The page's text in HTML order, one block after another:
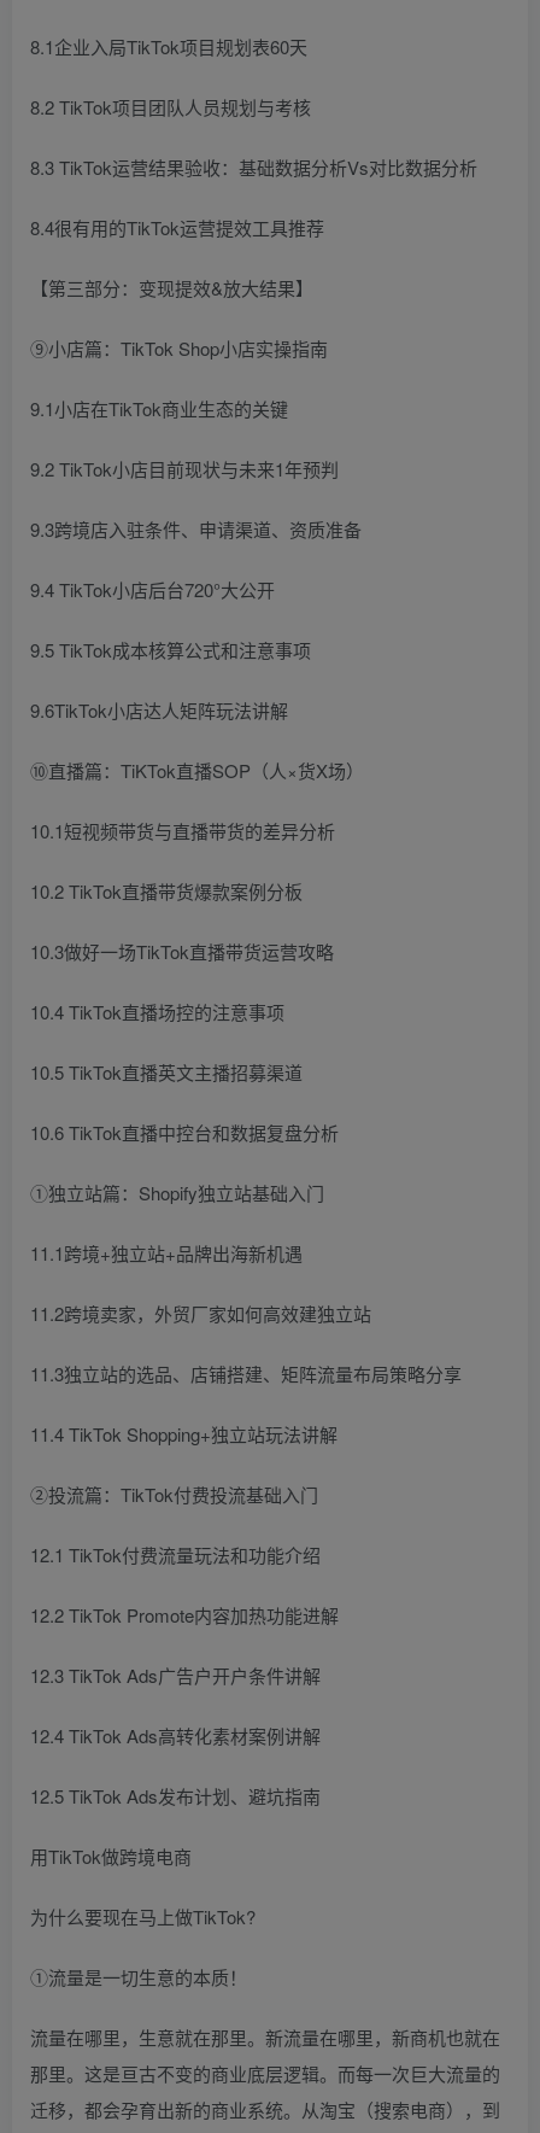
8.1企业入局TikTok项目规划表60天
8.2 TikTok项目团队人员规划与考核
8.3 TikTok运营结果验收：基础数据分析Vs对比数据分析
8.4很有用的TikTok运营提效工具推荐
【第三部分：变现提效&放大结果】
⑨小店篇：TikTok Shop小店实操指南
9.1小店在TikTok商业生态的关键
9.2 TikTok小店目前现状与未来1年预判
9.3跨境店入驻条件、申请渠道、资质准备
9.4 TikTok小店后台720°大公开
9.5 TikTok成本核算公式和注意事项
9.6TikTok小店达人矩阵玩法讲解
⑩直播篇：TiKTok直播SOP（人×货X场）
10.1短视频带货与直播带货的差异分析
10.2 TikTok直播带货爆款案例分板
10.3做好一场TikTok直播带货运营攻略
10.4 TikTok直播场控的注意事项
10.5 TikTok直播英文主播招募渠道
10.6 TikTok直播中控台和数据复盘分析
①独立站篇：Shopify独立站基础入门
11.1跨境+独立站+品牌出海新机遇
11.2跨境卖家，外贸厂家如何高效建独立站
11.3独立站的选品、店铺搭建、矩阵流量布局策略分享
11.4 TikTok Shopping+独立站玩法讲解
②投流篇：TikTok付费投流基础入门
12.1 TikTok付费流量玩法和功能介绍
12.2 TikTok Promote内容加热功能进解
12.3 TikTok Ads广告户开户条件讲解
12.4 TikTok Ads高转化素材案例讲解
12.5 TikTok Ads发布计划、避坑指南
用TikTok做跨境电商
为什么要现在马上做TikTok?
①流量是一切生意的本质！
流量在哪里，生意就在那里。新流量在哪里，新商机也就在
那里。这是亘古不变的商业底层逻辑。而每一次巨大流量的
迁移，都会孕育出新的商业系统。从淘宝（搜索电商），到